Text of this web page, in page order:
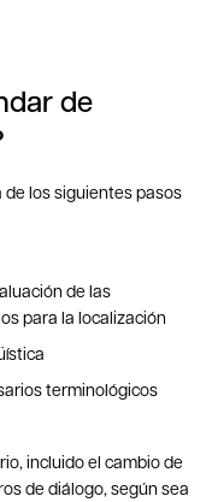
de
los siguientes pasos
de las
para la localización
terminológicos
incluido el cambio de
de diálogo, según sea